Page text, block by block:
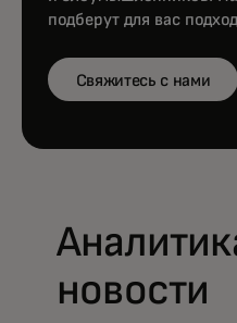
подберут для вас
Свяжитесь с нами
новости